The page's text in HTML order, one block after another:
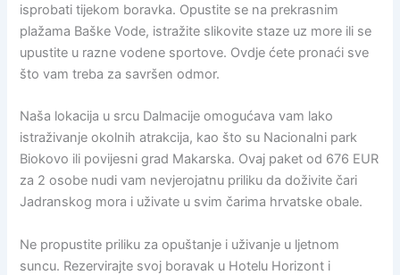
isprobati tijekom boravka. Opustite se na prekrasnim
plažama Baške Vode, istražite slikovite staze uz more ili se
upustite u razne vodene sportove. Ovdje ćete pronaći sve
što vam treba za savršen odmor.
Naša lokacija u srcu Dalmacije omogućava vam lako
istraživanje okolnih atrakcija, kao što su Nacionalni park
Biokovo ili povijesni grad Makarska. Ovaj paket od 676 EUR
za 2 osobe nudi vam nevjerojatnu priliku da doživite čari
Jadranskog mora i uživate u svim čarima hrvatske obale.
Ne propustite priliku za opuštanje i uživanje u ljetnom
suncu. Rezervirajte svoj boravak u Hotelu Horizont i